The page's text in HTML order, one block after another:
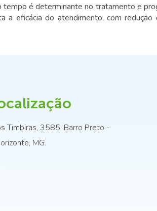
é determinante no tratamento e
a eficácia do atendimento, com
Timbiras, 3585, Barro Preto -
MG.